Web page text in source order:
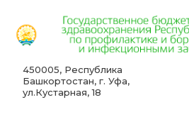
450005, Республика
Башкортостан, г. Уфа,
ул.Кустарная, 18